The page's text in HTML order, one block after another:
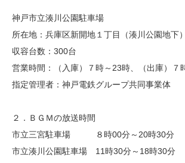
神戸市立湊川公園駐車場
所在地：兵庫区新開地１丁目（湊川公園地下）
収容台数：300台
営業時間：（入庫）７時～23時、（出庫）７
指定管理者：神戸電鉄グループ共同事業体
２．ＢＧＭの放送時間
市立三宮駐車場 ８時00分～20時30分
市立湊川公園駐車場 11時30分～18時30分